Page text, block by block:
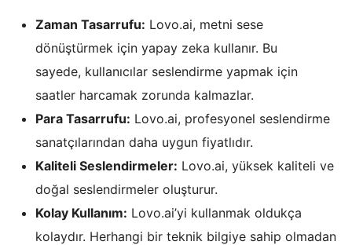
Zaman Tasarrufu: Lovo.ai, metni sese
dönüştürmek için yapay zeka kullanır. Bu
sayede, kullanıcılar seslendirme yapmak için
saatler harcamak zorunda kalmazlar.
Para Tasarrufu: Lovo.ai, profesyonel seslendirme
sanatçılarından daha uygun fiyatlıdır.
Kaliteli Seslendirmeler: Lovo.ai, yüksek kaliteli ve
doğal seslendirmeler oluşturur.
Kolay Kullanım: Lovo.ai’yi kullanmak oldukça
kolaydır. Herhangi bir teknik bilgiye sahip olmadan